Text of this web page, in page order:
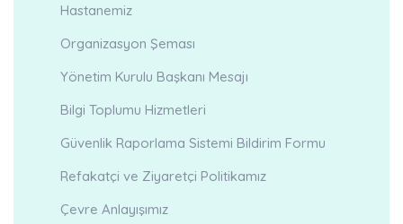
Hastanemiz
Organizasyon Şeması
Yönetim Kurulu Başkanı Mesajı
Bilgi Toplumu Hizmetleri
Güvenlik Raporlama Sistemi Bildirim Formu
Refakatçi ve Ziyaretçi Politikamız
Çevre Anlayışımız